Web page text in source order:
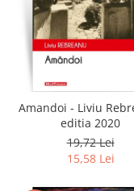
Amandoi - Liviu
editia 2020
19,72 Lei
15,58 Lei